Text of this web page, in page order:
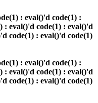
: eval()'d code(1) :
: eval()'d code(1) : eval()'d
code(1) : eval()'d code(1)
: eval()'d code(1) :
: eval()'d code(1) : eval()'d
code(1) : eval()'d code(1)